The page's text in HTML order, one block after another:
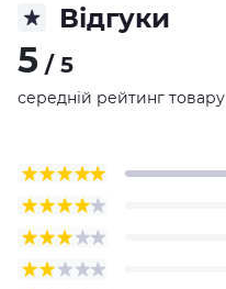
Відгуки
5 / 5
середній рейтинг товару